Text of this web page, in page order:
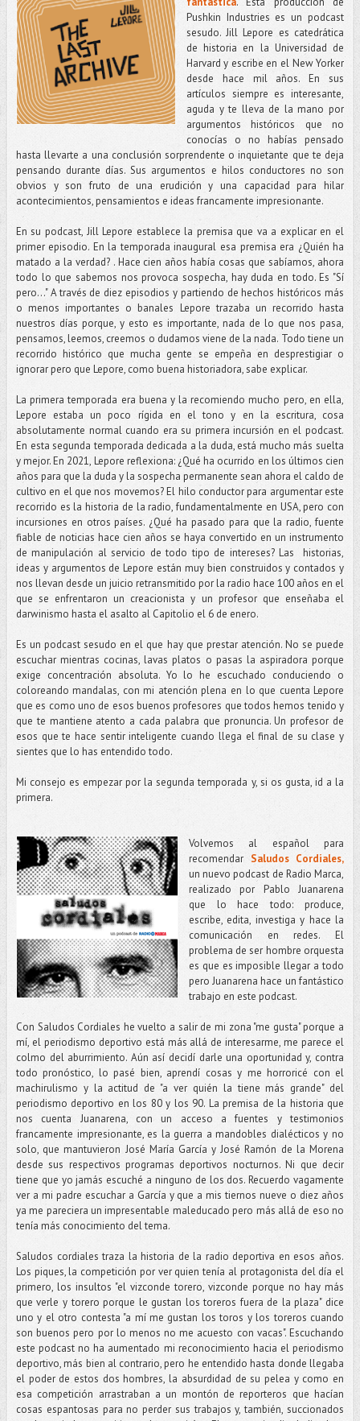
Pushkin Industries es un podcast
sesudo. Jill Lepore es catedrática
de historia en la Universidad de
Harvard y escribe en el New Yorker
desde hace mil años. En sus
artículos siempre es interesante,
aguda y te lleva de la mano por
argumentos históricos que no
conocías o no habías pensado
hasta llevarte a una conclusión sorprendente o inquietante que te deja
pensando durante días. Sus argumentos e hilos conductores no son
obvios y son fruto de una erudición y una capacidad para hilar
acontecimientos, pensamientos e ideas francamente impresionante.
En su podcast, Jill Lepore establece la premisa que va a explicar en el
primer episodio. En la temporada inaugural esa premisa era ¿Quién ha
matado a la verdad? . Hace cien años había cosas que sabíamos, ahora
todo lo que sabemos nos provoca sospecha, hay duda en todo. Es "Sí
pero..." A través de diez episodios y partiendo de hechos históricos más
o menos importantes o banales Lepore trazaba un recorrido hasta
nuestros días porque, y esto es importante, nada de lo que nos pasa,
pensamos, leemos, creemos o dudamos viene de la nada. Todo tiene un
recorrido histórico que mucha gente se empeña en desprestigiar o
ignorar pero que Lepore, como buena historiadora, sabe explicar.
La primera temporada era buena y la recomiendo mucho pero, en ella,
Lepore estaba un poco rígida en el tono y en la escritura, cosa
absolutamente normal cuando era su primera incursión en el podcast.
En esta segunda temporada dedicada a la duda, está mucho más suelta
y mejor. En 2021, Lepore reflexiona: ¿Qué ha ocurrido en los últimos cien
años para que la duda y la sospecha permanente sean ahora el caldo de
cultivo en el que nos movemos? El hilo conductor para argumentar este
recorrido es la historia de la radio, fundamentalmente en USA, pero con
incursiones en otros países. ¿Qué ha pasado para que la radio, fuente
fiable de noticias hace cien años se haya convertido en un instrumento
de manipulación al servicio de todo tipo de intereses? Las historias,
ideas y argumentos de Lepore están muy bien construidos y contados y
nos llevan desde un juicio retransmitido por la radio hace 100 años en el
que se enfrentaron un creacionista y un profesor que enseñaba el
darwinismo hasta el asalto al Capitolio el 6 de enero.
Es un podcast sesudo en el que hay que prestar atención. No se puede
escuchar mientras cocinas, lavas platos o pasas la aspiradora porque
exige concentración absoluta. Yo lo he escuchado conduciendo o
coloreando mandalas, con mi atención plena en lo que cuenta Lepore
que es como uno de esos buenos profesores que todos hemos tenido y
que te mantiene atento a cada palabra que pronuncia. Un profesor de
esos que te hace sentir inteligente cuando llega el final de su clase y
sientes que lo has entendido todo.
Mi consejo es empezar por la segunda temporada y, si os gusta, id a la
primera.
Volvemos al español para
recomendar Saludos Cordiales,
un nuevo podcast de Radio Marca,
realizado por Pablo Juanarena
que lo hace todo: produce,
escribe, edita, investiga y hace la
comunicación en redes. El
problema de ser hombre orquesta
es que es imposible llegar a todo
pero Juanarena hace un fantástico
trabajo en este podcast.
Con Saludos Cordiales he vuelto a salir de mi zona "me gusta" porque a
mí, el periodismo deportivo está más allá de interesarme, me parece el
colmo del aburrimiento. Aún así decidí darle una oportunidad y, contra
todo pronóstico, lo pasé bien, aprendí cosas y me horroricé con el
machirulismo y la actitud de "a ver quién la tiene más grande" del
periodismo deportivo en los 80 y los 90. La premisa de la historia que
nos cuenta Juanarena, con un acceso a fuentes y testimonios
francamente impresionante, es la guerra a mandobles dialécticos y no
solo, que mantuvieron José María García y José Ramón de la Morena
desde sus respectivos programas deportivos nocturnos. Ni que decir
tiene que yo jamás escuché a ninguno de los dos. Recuerdo vagamente
ver a mi padre escuchar a García y que a mis tiernos nueve o diez años
ya me pareciera un impresentable maleducado pero más allá de eso no
tenía más conocimiento del tema.
Saludos cordiales traza la historia de la radio deportiva en esos años.
Los piques, la competición por ver quien tenía al protagonista del día el
primero, los insultos "el vizconde torero, vizconde porque no hay más
que verle y torero porque le gustan los toreros fuera de la plaza" dice
uno y el otro contesta "a mí me gustan los toros y los toreros cuando
son buenos pero por lo menos no me acuesto con vacas". Escuchando
este podcast no ha aumentado mi reconocimiento hacia el periodismo
deportivo, más bien al contrario, pero he entendido hasta donde llegaba
el poder de estos dos hombres, la absurdidad de su pelea y como en
esa competición arrastraban a un montón de reporteros que hacían
cosas espantosas para no perder sus trabajos y, también, succionados